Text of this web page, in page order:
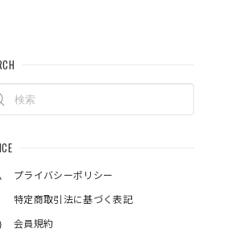
プライバシーポリシー
特定商取引法に基づく表記
会員規約